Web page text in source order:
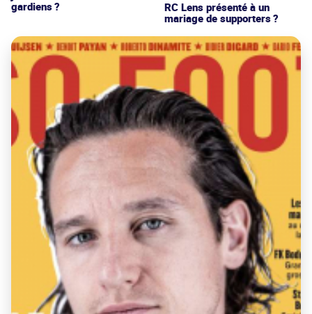
gardiens ?
RC Lens présenté à un
mariage de supporters ?